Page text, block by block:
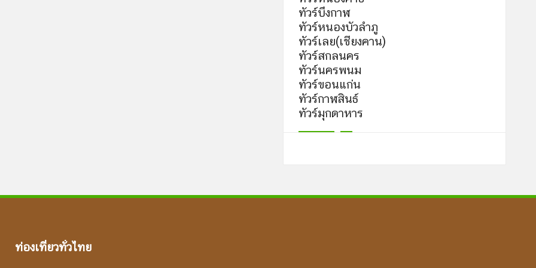
ทัวร์บึงกาฬ
ทัวร์หนองบัวลำภู
ทัวร์เลย(เชียงคาน)
ทัวร์สกลนคร
ทัวร์นครพนม
ทัวร์ขอนแก่น
ทัวร์กาฬสินธ์
ทัวร์มุกดาหาร
ท่องเที่ยวทั่วไทย